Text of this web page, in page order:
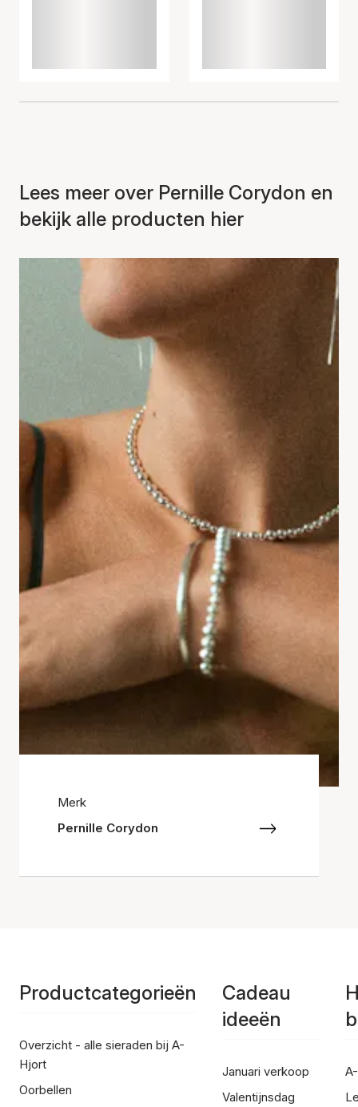
Lees meer over Pernille Corydon en
bekijk alle producten hier
Merk
Pernille Corydon
Productcategorieën
Overzicht - alle sieraden bij A-
Hjort
Oorbellen
Cadeau
ideeën
Januari verkoop
Valentijnsdag